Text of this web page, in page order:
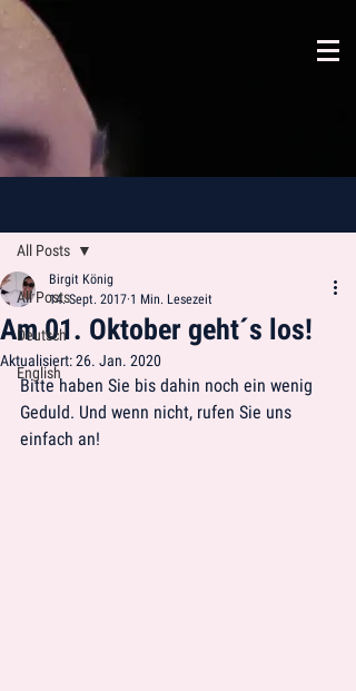
All Posts
Deutsch
English
All Posts
Am 01. Oktober geht´s los!
Birgit König
14. Sept. 2017 1 Min. Lesezeit
Aktualisiert:26. Jan. 2020
Bitte haben Sie bis dahin noch ein wenig
Geduld. Und wenn nicht, rufen Sie uns
einfach an!